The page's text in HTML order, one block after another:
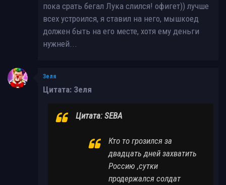
пока срать бегал Лука слился! офигет)) лучше
всех устроился, я ставил на него, мышкоед
должен быть на его месте, хотя ему деньги
нужней...
Зеля
Цитата: Зеля
Цитата: SEBA
Кто то грозился за
двадцать дней захватить
Россию ,сутки
продержался солдат